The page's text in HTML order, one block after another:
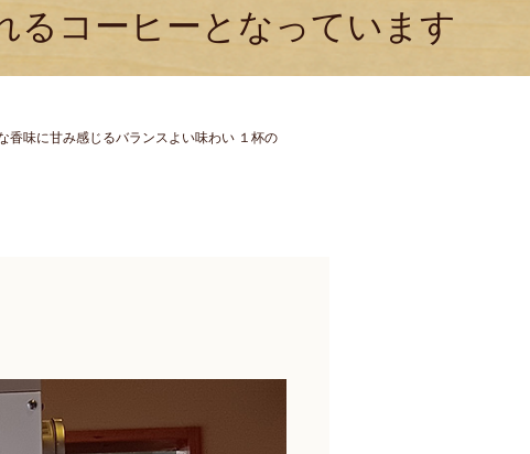
るコーヒーとなっています
味に甘み感じるバランスよい味わい １杯の